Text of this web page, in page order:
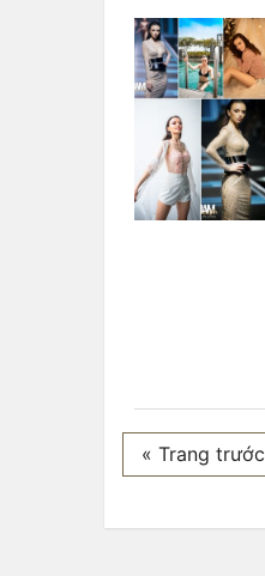
« Trang trước